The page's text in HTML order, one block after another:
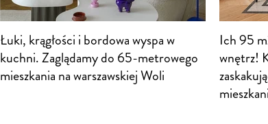
Łuki, krągłości i bordowa wyspa w
kuchni. Zaglądamy do 65-metrowego
mieszkania na warszawskiej Woli
Ich 95
wnętrz!